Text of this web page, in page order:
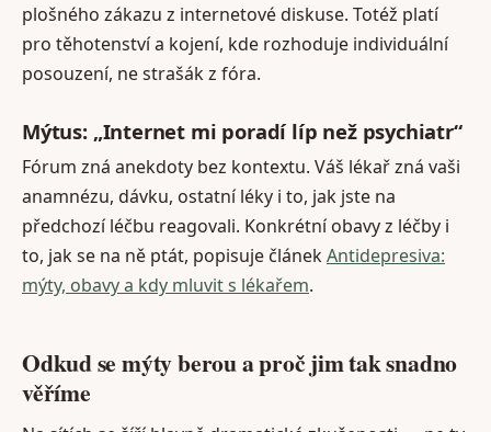
plošného zákazu z internetové diskuse. Totéž platí
pro těhotenství a kojení, kde rozhoduje individuální
posouzení, ne strašák z fóra.
Mýtus: „Internet mi poradí líp než psychiatr“
Fórum zná anekdoty bez kontextu. Váš lékař zná vaši
anamnézu, dávku, ostatní léky i to, jak jste na
předchozí léčbu reagovali. Konkrétní obavy z léčby i
to, jak se na ně ptát, popisuje článekAntidepresiva:
mýty, obavy a kdy mluvit s lékařem.
Odkud se mýty berou a proč jim tak snadno
věříme